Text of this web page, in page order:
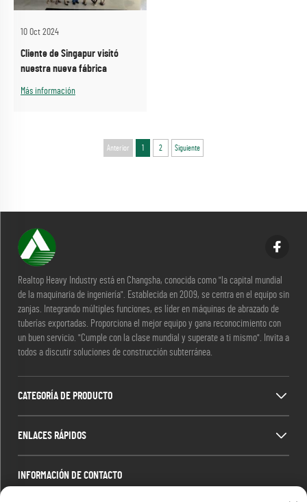
10 Oct 2024
Cliente de Singapur visitó
nuestra nueva fábrica
Más información
Anterior 1 2 Siguiente
Realtop Heavy Industry está en Changsha, conocida como "la capital mundial
de la maquinaria de ingeniería". Establecida en 2009, se centra en el equipo sin
zanjas. Integrando múltiples funciones, es líder en máquinas de abrazado de
tuberías exportadas. Proporciona el mejor equipo y gana reconocimiento con
un buen servicio. "Cumple con la clase mundial y superate a ti mismo". Invita a
todos a discutir soluciones de construcción subterránea.
CATEGORÍA DE PRODUCTO
ENLACES RÁPIDOS
INFORMACIÓN DE CONTACTO